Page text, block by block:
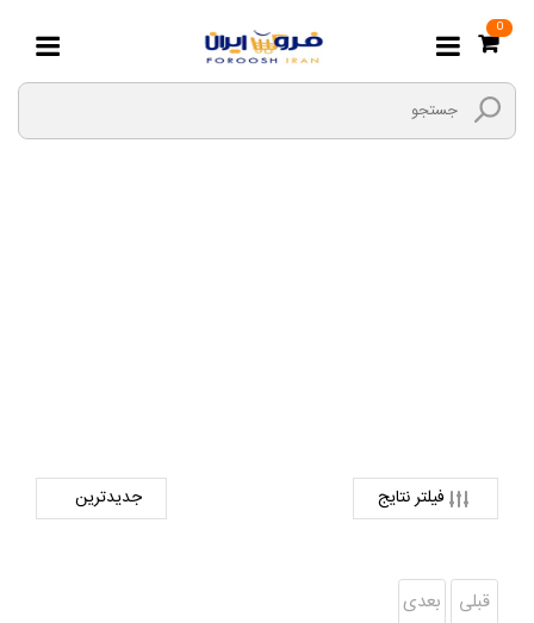
0
فیلتر نتایج
قبلی بعدی